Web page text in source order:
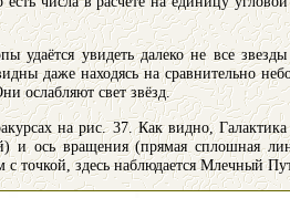
увидеть далеко не все
даже находясь на сравнительно
ослабляют свет звёзд.
на рис. 37. Как видно,
и ось вращения (прямая сплошная
точкой, здесь наблюдается Млечный